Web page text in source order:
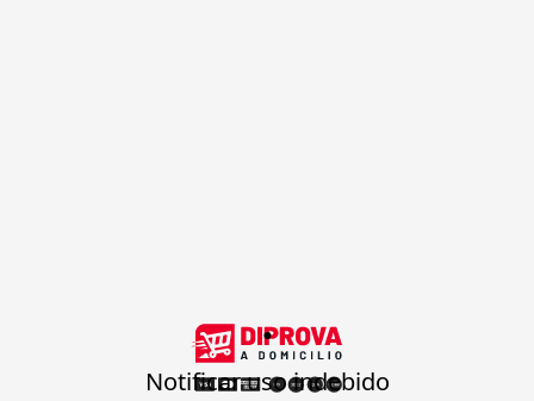
.
Notificar uso indebido